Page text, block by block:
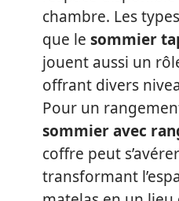
chambre. Les
que le sommier
jouent aussi un
offrant divers
Pour un
sommier avec
coffre peut
transformant